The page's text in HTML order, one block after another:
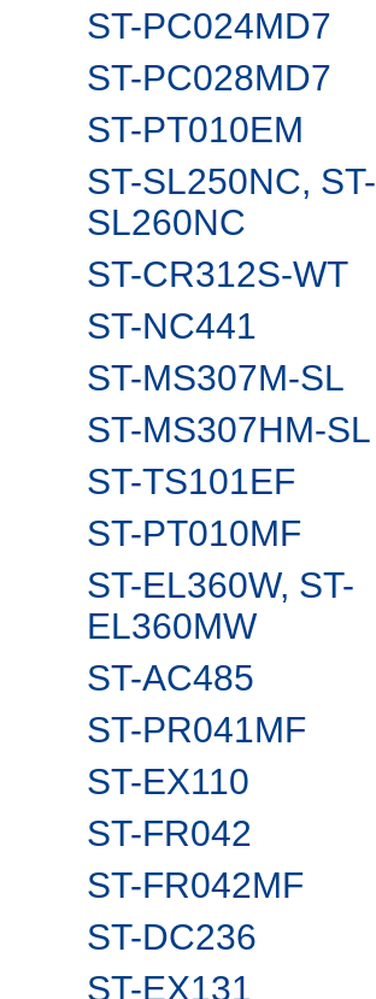
ST-PC024MD7
ST-PC028MD7
ST-PT010EM
ST-SL250NC, ST-
SL260NС
ST-CR312S-WT
ST-NC441
ST-MS307M-SL
ST-MS307HM-SL
ST-TS101EF
ST-PT010MF
ST-EL360W, ST-
EL360MW
ST-AC485
ST-PR041MF
ST-EX110
ST-FR042
ST-FR042MF
ST-DC236
ST-EX131